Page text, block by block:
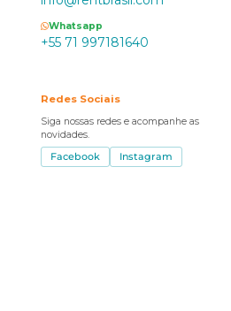
Whatsapp
+55 71 997181640
Redes Sociais
Siga nossas redes e acompanhe as
novidades.
Facebook
Instagram